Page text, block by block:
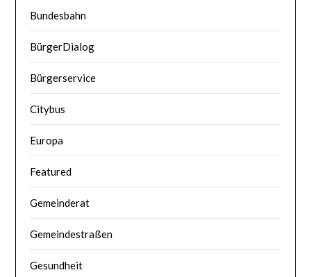
Bundesbahn
BürgerDialog
Bürgerservice
Citybus
Europa
Featured
Gemeinderat
Gemeindestraßen
Gesundheit